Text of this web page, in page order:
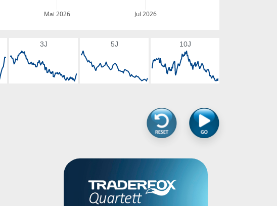
Mai 2026 Jul 2026
3J 5J 10J